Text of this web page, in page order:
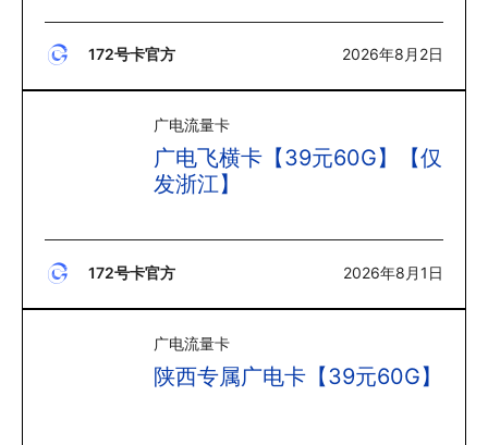
172号卡官方 2026年8月2日
广电流量卡
广电飞横卡【39元60G】【仅
发浙江】
172号卡官方 2026年8月1日
广电流量卡
陕西专属广电卡【39元60G】